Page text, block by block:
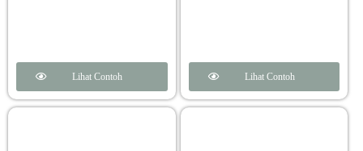
Lihat Contoh Lihat Contoh